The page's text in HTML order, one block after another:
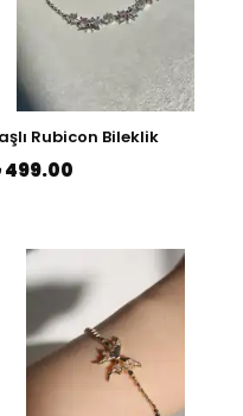
Rubicon Bileklik
499.00